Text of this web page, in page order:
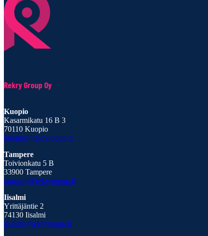
Rekry Group Oy
Kuopio
Kasarmikatu 16 B 3
70110 Kuopio
kuopio@rekrygroup.fi
Tampere
Toivionkatu 5 B
33900 Tampere
tampere@rekrygroup.fi
Iisalmi
Yrittäjäntie 2
74130 Iisalmi
iisalmi@rekrygroup.fi